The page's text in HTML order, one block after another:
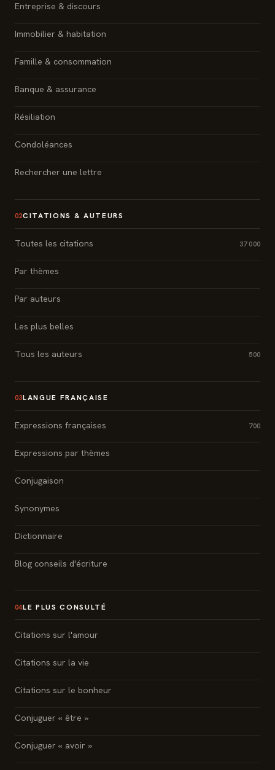
Entreprise & discours
Immobilier & habitation
Famille & consommation
Banque & assurance
Résiliation
Condoléances
Rechercher une lettre
02CITATIONS & AUTEURS
Toutes les citations 37 000
Par thèmes
Par auteurs
Les plus belles
Tous les auteurs 500
03LANGUE FRANÇAISE
Expressions françaises 700
Expressions par thèmes
Conjugaison
Synonymes
Dictionnaire
Blog conseils d'écriture
04LE PLUS CONSULTÉ
Citations sur l'amour
Citations sur la vie
Citations sur le bonheur
Conjuguer « être »
Conjuguer « avoir »